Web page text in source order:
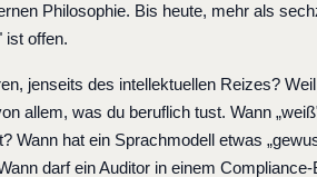
Philosophie. Bis heute, mehr als
ist offen.
jenseits des intellektuellen Reizes?
allem, was du beruflich tust. Wann
Wann hat ein Sprachmodell etwas
darf ein Auditor in einem